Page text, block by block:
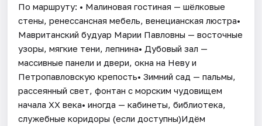
По маршруту: • Малиновая гостиная — шёлковые
стены, ренессансная мебель, венецианская люстра•
Мавританский будуар Марии Павловны — восточные
узоры, мягкие тени, лепнина• Дубовый зал —
массивные панели и двери, окна на Неву и
Петропавловскую крепость• Зимний сад — пальмы,
рассеянный свет, фонтан с морским чудовищем
начала XX века• иногда — кабинеты, библиотека,
служебные коридоры (если доступны)Идём